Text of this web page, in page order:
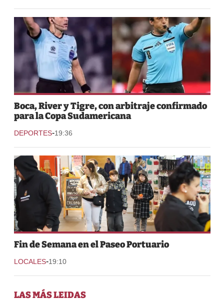
Boca, River y Tigre, con arbitraje confirmado
para la Copa Sudamericana
DEPORTES-19:36
Fin de Semana en el Paseo Portuario
LOCALES-19:10
LAS MÁS LEIDAS